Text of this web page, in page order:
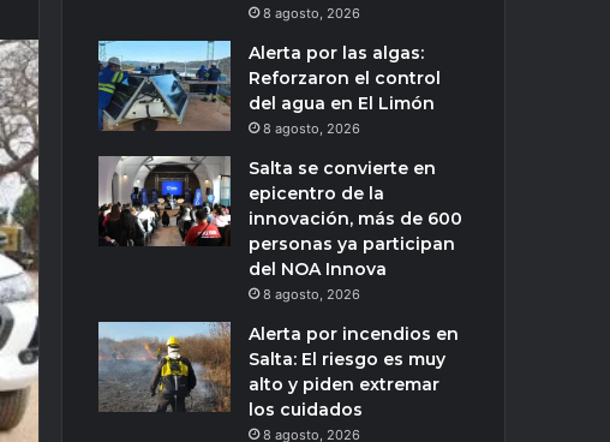
8 agosto, 2026
Alerta por las algas:
Reforzaron el control
del agua en El Limón
8 agosto, 2026
Salta se convierte en
epicentro de la
innovación, más de 600
personas ya participan
del NOA Innova
8 agosto, 2026
Alerta por incendios en
Salta: El riesgo es muy
alto y piden extremar
los cuidados
8 agosto, 2026